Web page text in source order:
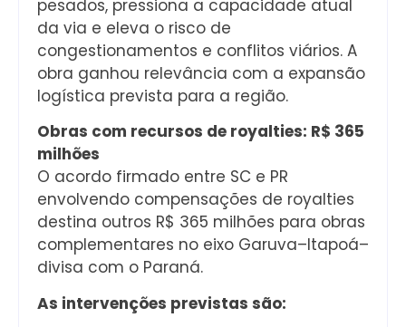
pesados, pressiona a capacidade atual
da via e eleva o risco de
congestionamentos e conflitos viários. A
obra ganhou relevância com a expansão
logística prevista para a região.
Obras com recursos de royalties: R$ 365
milhões
O acordo firmado entre SC e PR
envolvendo compensações de royalties
destina outros R$ 365 milhões para obras
complementares no eixo Garuva–Itapoá–
divisa com o Paraná.
As intervenções previstas são: